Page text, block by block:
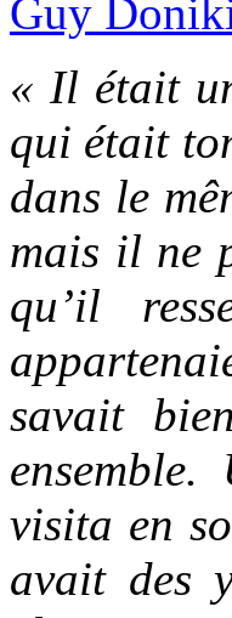
« Il était
qui était
dans le
mais il ne
qu’il
savait
visita en
avait des